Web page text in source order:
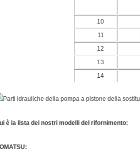
10
11
12
13
14
è la lista dei nostri modelli del rifornimento: